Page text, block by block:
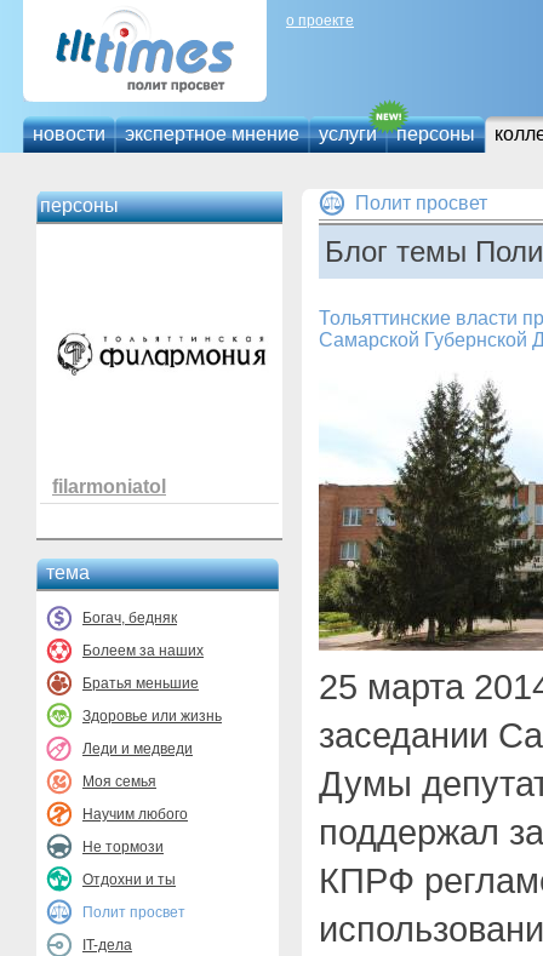
о проекте
новости экспертное мнение услуги персоны
персоны
filarmoniatol
тема
Богач, бедняк
Болеем за наших
Братья меньшие
Здоровье или жизнь
Леди и медведи
Моя семья
Научим любого
Не тормози
Отдохни и ты
Полит просвет
IT-дела
Полит просвет
Блог темы
Тольяттинские власти
Самарской Губернской
25 марта
заседании
Думы
поддержал
КПРФ